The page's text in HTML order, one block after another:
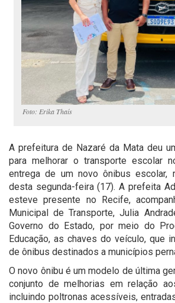
Foto: Erika Thaís
A prefeitura de Nazaré da Mata deu
para melhorar o transporte escolar
entrega de um novo ônibus escolar,
desta segunda-feira (17). A prefeita
esteve presente no Recife,
Municipal de Transporte, Julia
Governo do Estado, por meio do
Educação, as chaves do veículo, que
de ônibus destinados a municípios
O novo ônibu é um modelo de última
conjunto de melhorias em relação
incluindo poltronas acessíveis,